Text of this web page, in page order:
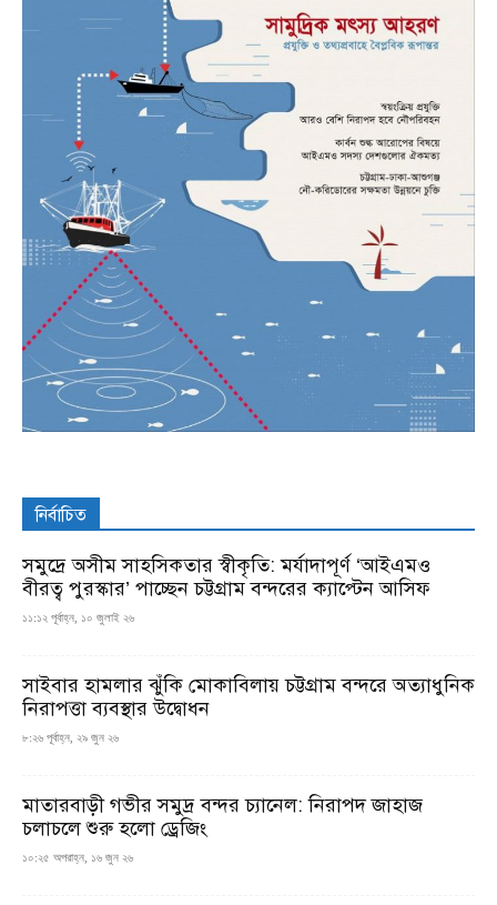
নির্বাচিত
সমুদ্রে অসীম সাহসিকতার স্বীকৃতি: মর্যাদাপূর্ণ ‘আইএমও
বীরত্ব পুরস্কার’ পাচ্ছেন চট্টগ্রাম বন্দরের ক্যাপ্টেন আসিফ
১১:১২ পূর্বাহ্ন, ১০ জুলাই ২৬
সাইবার হামলার ঝুঁকি মোকাবিলায় চট্টগ্রাম বন্দরে অত্যাধুনিক
নিরাপত্তা ব্যবস্থার উদ্বোধন
৮:২৬ পূর্বাহ্ন, ২৯ জুন ২৬
মাতারবাড়ী গভীর সমুদ্র বন্দর চ্যানেল: নিরাপদ জাহাজ
চলাচলে শুরু হলো ড্রেজিং
১০:২৫ অপরাহ্ন, ১৬ জুন ২৬